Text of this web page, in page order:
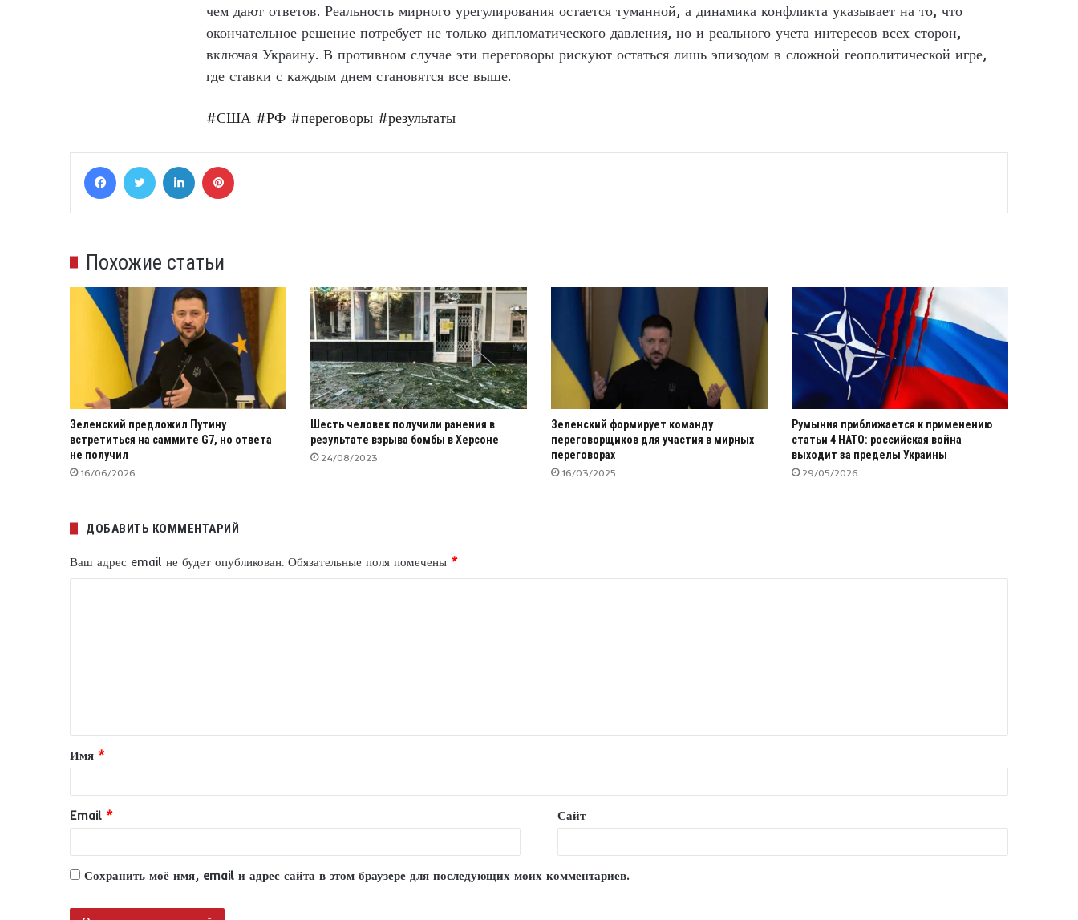
чем дают ответов. Реальность мирного урегулирования остается туманной, а динамика конфликта указывает на то, что
окончательное решение потребует не только дипломатического давления, но и реального учета интересов всех сторон,
включая Украину. В противном случае эти переговоры рискуют остаться лишь эпизодом в сложной геополитической игре,
где ставки с каждым днем становятся все выше.
#США #РФ #переговоры #результаты
FacebookTwitter LinkedIn
Похожие статьи
Зеленский предложил Путину
встретиться на саммите G7, но ответа
не получил
16/06/2026
Шесть человек получили ранения в
результате взрыва бомбы в Херсоне
24/08/2023
Зеленский формирует команду
переговорщиков для участия в мирных
переговорах
16/03/2025
Румыния приближается к применению
статьи 4 НАТО: российская война
выходит за пределы Украины
29/05/2026
ДОБАВИТЬ КОММЕНТАРИЙ
Ваш адрес email не будет опубликован. Обязательные поля помечены *
т
а
и
й
*
Имя *
Email * Сайт
Сохранить моё имя, email и адрес сайта в этом браузере для последующих моих комментариев.